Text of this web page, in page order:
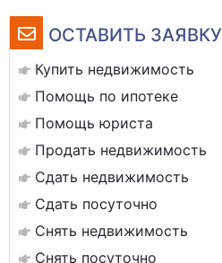
ОСТАВИТЬ ЗАЯВКУ
Купить недвижимость
Помощь по ипотеке
Помощь юриста
Продать недвижимость
Сдать недвижимость
Сдать посуточно
Снять недвижимость
Снять посуточно